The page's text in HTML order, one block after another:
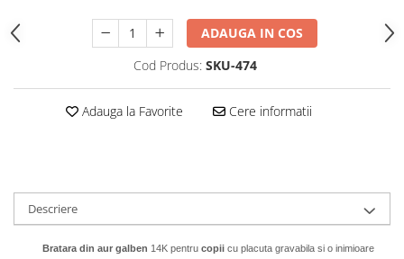
ADAUGA IN COS
Cod Produs: SKU-474
Adauga la Favorite Cere informatii
Descriere
Bratara din aur galben 14K pentru copiicu placuta gravabila si o inimioare